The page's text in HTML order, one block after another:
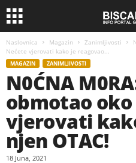
Naslovnica Magazin Zanimljivosti
Nećete vjerovati kako je reagovao...
MAGAZIN ZANIMLJIVOSTI
N0ĆNA
obmotao
vjerovati
njen OTAC!
18 Juna, 2021